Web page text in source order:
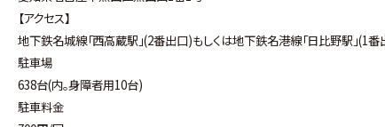
【アクセス】
地下鉄名城線「西高蔵駅」(2番出口)もしくは地下鉄名港線「日比野駅」(1番
駐車場
638台(内。身障者用10台)
駐車料金